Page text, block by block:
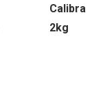
Calibra
2kg